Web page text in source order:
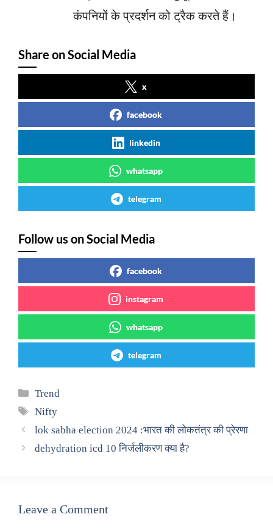
कंपनियों के प्रदर्शन को ट्रैक करते हैं।
Share on Social Media
x
facebook
linkedin
whatsapp
telegram
Follow us on Social Media
facebook
instagram
whatsapp
telegram
Categories
Trend
Tags
Nifty
lok sabha election 2024 :भारत की लोकतंत्र की प्रेरणा
dehydration icd 10 निर्जलीकरण क्या है?
Leave a Comment